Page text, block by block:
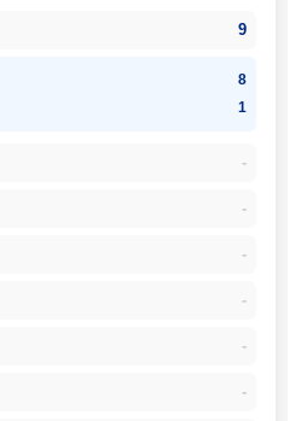
9
8
1
-
-
-
-
-
-